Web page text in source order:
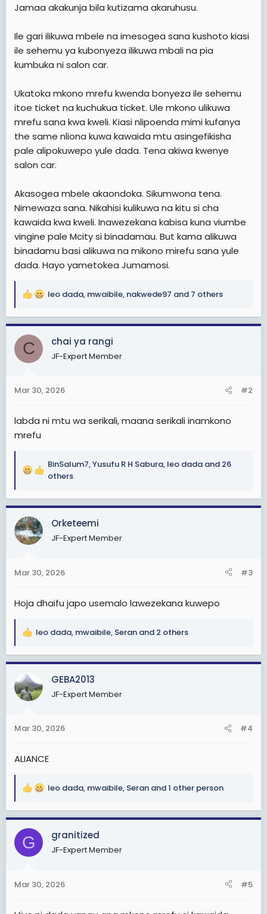
Jamaa akakunja bila kutizama akaruhusu.
Ile gari ilikuwa mbele na imesogea sana kushoto kiasi
ile sehemu ya kubonyeza ilikuwa mbali na pia
kumbuka ni salon car.
Ukatoka mkono mrefu kwenda bonyeza ile sehemu
itoe ticket na kuchukua ticket. Ule mkono ulikuwa
mrefu sana kwa kweli. Kiasi nlipoenda mimi kufanya
the same nliona kuwa kawaida mtu asingefikisha
pale alipokuwepo yule dada. Tena akiwa kwenye
salon car.
Akasogea mbele akaondoka. Sikumwona tena.
Nimewaza sana. Nikahisi kulikuwa na kitu si cha
kawaida kwa kweli. Inawezekana kabisa kuna viumbe
vingine pale Mcity si binadamau. But kama alikuwa
binadamu basi alikuwa na mikono mirefu sana yule
dada. Hayo yametokea Jumamosi.
R
a
c
t
i
s
leo dada, mwaibile, nakwede97 and 7 others
C chai ya rangi
JF-Expert Member
Mar 30, 2026 #2
labda ni mtu wa serikali, maana serikali inamkono
mrefu
R
a
c
t
i
o
s
BinSalum7,Yusufu R H Sabura, leo dada and 26
others
Orketeemi
JF-Expert Member
Mar 30, 2026 #3
Hoja dhaifu japo usemalo lawezekana kuwepo
R
a
c
t
i
s
leo dada, mwaibile, Seran and 2 others
GEBA2013
JF-Expert Member
Mar 30, 2026 #4
ALIANCE
R
a
c
t
i
s
leo dada, mwaibile, Seran and 1 other person
G granitized
JF-Expert Member
Mar 30, 2026 #5